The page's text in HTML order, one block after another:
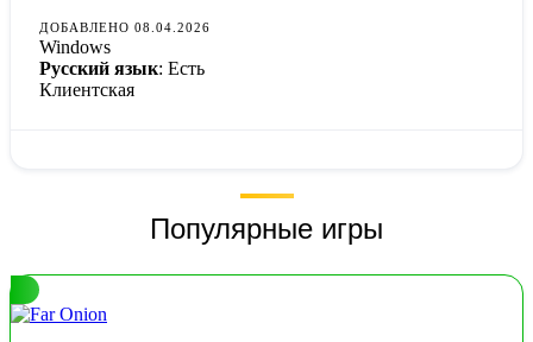
ДОБАВЛЕНО 08.04.2026
Windows
Русский язык: Есть
Клиентская
Популярные игры